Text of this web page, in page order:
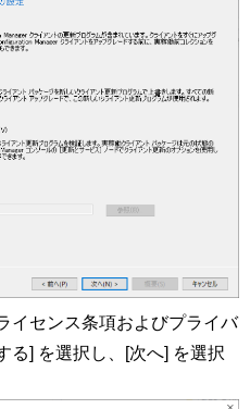
イセンス条項およびプライバ
る] を選択し、[次へ] を選択